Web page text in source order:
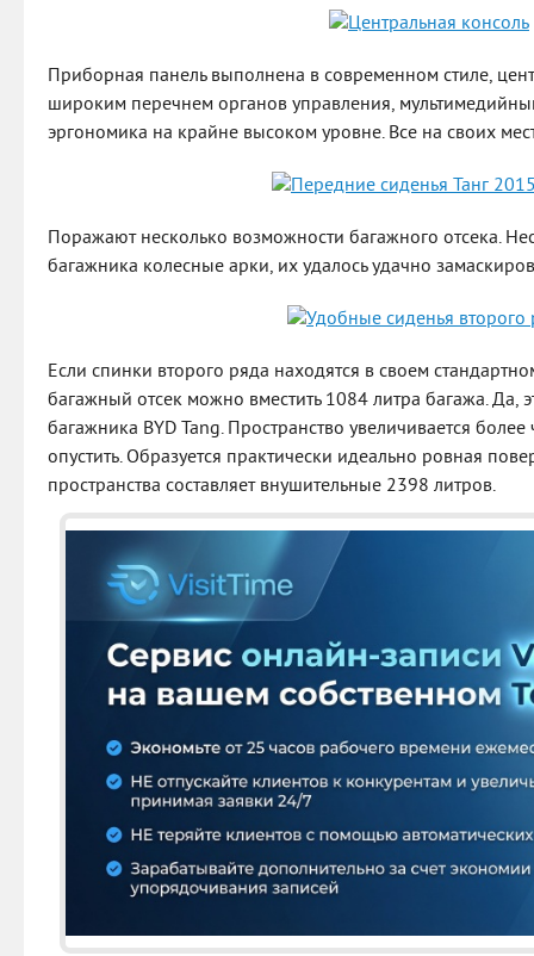
Приборная панель выполнена в современном стиле,
широким перечнем органов управления,
эргономика на крайне высоком уровне. Все на своих
Поражают несколько возможности багажного отсека.
багажника колесные арки, их удалось удачно
Если спинки второго ряда находятся в своем
багажный отсек можно вместить 1084 литра багажа. Да,
багажника BYD Tang. Пространство увеличивается
опустить. Образуется практически идеально ровная
пространства составляет внушительные 2398 литров.